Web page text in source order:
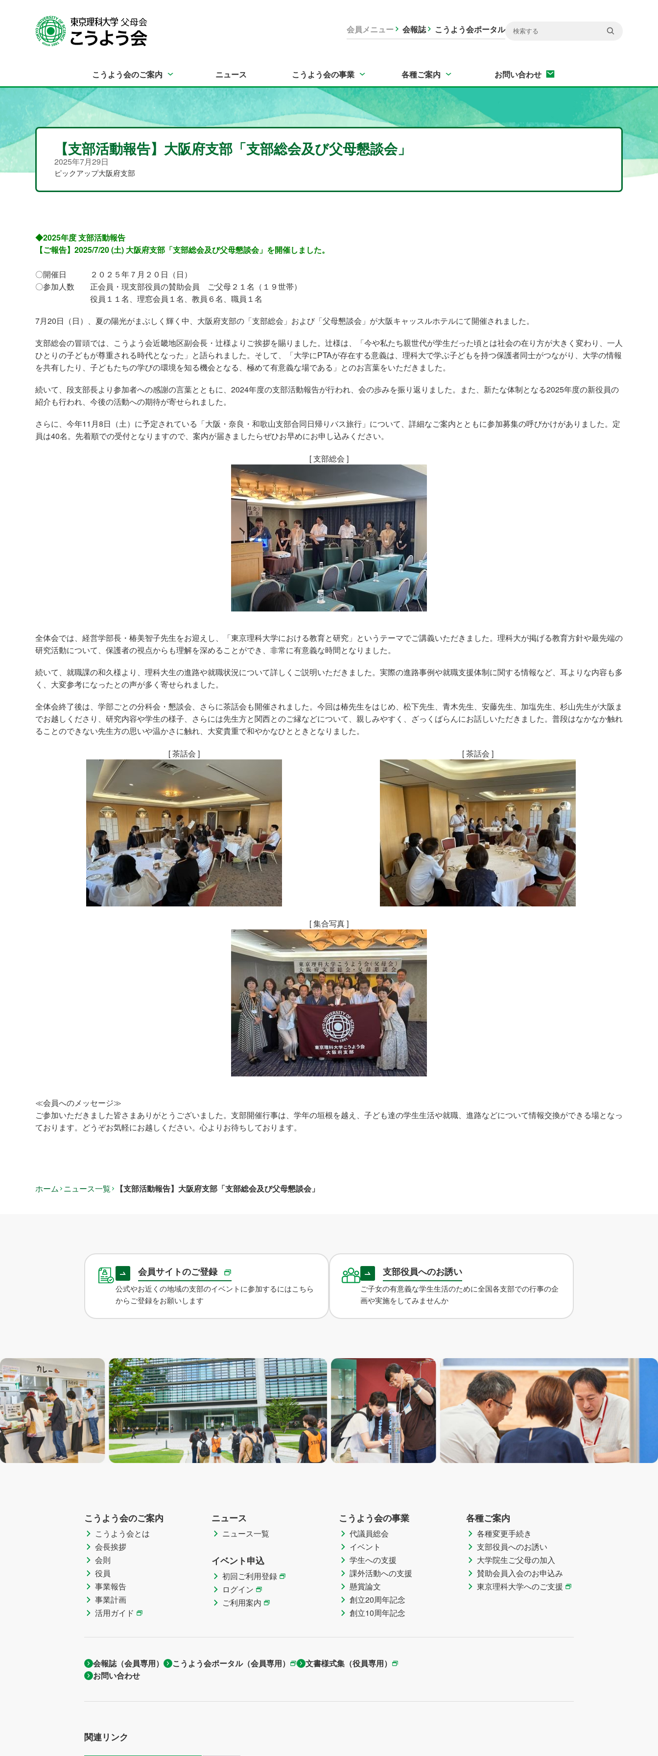
会員メニュー 会報誌 こうよう会ポータル
こうよう会のご案内 ニュース こうよう会の事業 各種ご案内 お問い合わせ
【支部活動報告】大阪府支部「支部総会及び父母懇談会」
2025年7月29日
ピックアップ大阪府支部
◆2025年度 支部活動報告
【ご報告】2025/7/20 (土) 大阪府支部「支部総会及び父母懇談会」を開催しました。
〇開催日 ２０２５年７月２０日（日）
〇参加人数 正会員・現支部役員の賛助会員 ご父母２１名（１９世帯）
役員１１名、理窓会員１名、教員６名、職員１名
7月20日（日）、夏の陽光がまぶしく輝く中、大阪府支部の「支部総会」および「父母懇談会」が大阪キャッスルホテルにて開催されました。
支部総会の冒頭では、こうよう会近畿地区副会長・辻様よりご挨拶を賜りました。辻様は、「今や私たち親世代が学生だった頃とは社会の在り方が大きく変わり、一人
ひとりの子どもが尊重される時代となった」と語られました。そして、「大学にPTAが存在する意義は、理科大で学ぶ子どもを持つ保護者同士がつながり、大学の情報
を共有したり、子どもたちの学びの環境を知る機会となる、極めて有意義な場である」とのお言葉をいただきました。
続いて、段支部長より参加者への感謝の言葉とともに、 2024年度の支部活動報告が行われ、会の歩みを振り返りました。また、新たな体制となる2025年度の新役員の
紹介も行われ、今後の活動への期待が寄せられました。
さらに、今年11 月8日（土）に予定されている「大阪・奈良・和歌山支部合同日帰りバス旅行」について、詳細なご案内とともに参加募集の呼びかけがありました。定
員は40名。先着順での受付となりますので、案内が届きましたらぜひお早めにお申し込みください。
[ 支部総会 ]
全体会では、経営学部長・椿美智子先生をお迎えし、「東京理科大学における教育と研究」というテーマでご講義いただきました。理科大が掲げる教育方針や最先端の
研究活動について、保護者の視点からも理解を深めることができ、非常に有意義な時間となりました。
続いて、就職課の和久様より、理科大生の進路や就職状況について詳しくご説明いただきました。実際の進路事例や就職支援体制に関する情報など、耳よりな内容も多
く、大変参考になったとの声が多く寄せられました。
全体会終了後は、学部ごとの分科会・懇談会、さらに茶話会も開催されました。今回は椿先生をはじめ、松下先生、青木先生、安藤先生、加塩先生、杉山先生が大阪ま
でお越しくださり、研究内容や学生の様子、さらには先生方と関西とのご縁などについて、親しみやすく、ざっくばらんにお話しいただきました。普段はなかなか触れ
ることのできない先生方の思いや温かさに触れ、大変貴重で和やかなひとときとなりました。
[ 茶話会 ]
[ 茶話会 ]
[ 集合写真 ]
≪会員へのメッセージ≫
ご参加いただきました皆さまありがとうございました。支部開催行事は、学年の垣根を越え、子ども達の学生生活や就職、進路などについて情報交換ができる場となっ
ております。どうぞお気軽にお越しください。心よりお待ちしております。
ホーム ニュース一覧 【支部活動報告】大阪府支部「支部総会及び父母懇談会」
会員サイトのご登録
公式やお近くの地域の支部のイベントに参加するにはこちら
からご登録をお願いします
支部役員へのお誘い
ご子女の有意義な学生生活のために全国各支部での行事の企
画や実施をしてみませんか
こうよう会のご案内
こうよう会とは
会長挨拶
会則
役員
事業報告
事業計画
活用ガイド
ニュース
ニュース一覧
イベント申込
初回ご利用登録
ログイン
ご利用案内
こうよう会の事業
代議員総会
イベント
学生への支援
課外活動への支援
懸賞論文
創立20周年記念
創立10周年記念
各種ご案内
各種変更手続き
支部役員へのお誘い
大学院生ご父母の加入
賛助会員入会のお申込み
東京理科大学へのご支援
会報誌（会員専用） こうよう会ポータル（会員専用）
文書様式集（役員専用）
お問い合わせ
関連リンク